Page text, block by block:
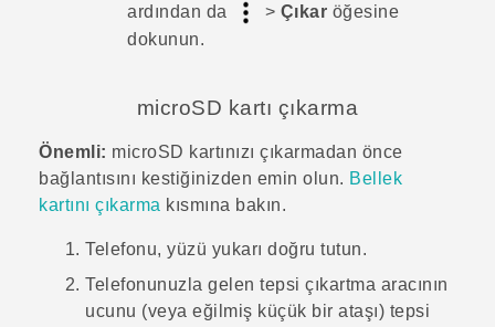
ardından da
> Çıkar öğesine
dokunun.
microSD kartı çıkarma
Önemli: microSD kartınızı çıkarmadan önce
bağlantısını kestiğinizden emin olun. Bellek
kartını çıkarma kısmına bakın.
Telefonu, yüzü yukarı doğru tutun.
Telefonunuzla gelen tepsi çıkartma aracının
ucunu (veya eğilmiş küçük bir ataşı) tepsi